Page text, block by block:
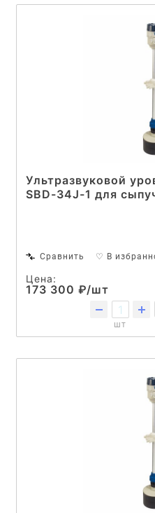
Ультразвуковой
SBD-34J-1 для
Сравнить ♡ В
Цена:
173 300 ₽/шт
шт